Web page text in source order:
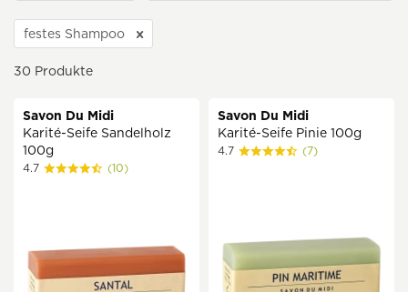
festes Shampoo
30 Produkte
Savon Du Midi
Karité-Seife Sandelholz
100g
4.7 (10)
Savon Du Midi
Karité-Seife Pinie 100g
4.7 (7)